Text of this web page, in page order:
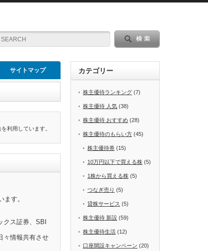
サイトマップ
利用しています。
ます。
クス証券、SBI
々情報共有させ
カテゴリー
株主優待ランキング (7)
株主優待 人気 (38)
株主優待 おすすめ (28)
株主優待のもらい方 (45)
株主優待券 (15)
10万円以下で買える株 (5)
1株から買える株 (5)
つなぎ売り (5)
貸株サービス (5)
株主優待 新設 (59)
株主優待生活 (12)
口座開設キャンペーン (20)